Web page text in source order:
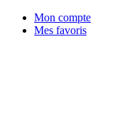
Mon compte
Mes favoris